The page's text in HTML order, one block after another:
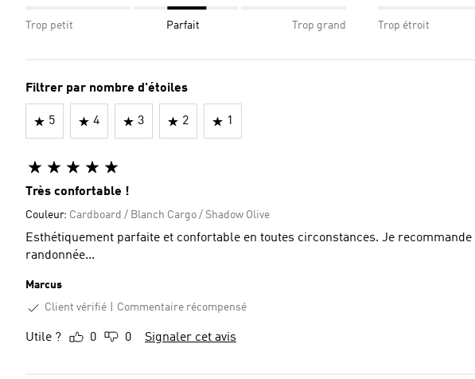
Trop petit Parfait Trop grand Trop étroit
Filtrer par nombre d'étoiles
5 4 3 2 1
Très confortable !
Couleur: Cardboard / Blanch Cargo / Shadow Olive
Esthétiquement parfaite et confortable en toutes circonstances. Je
randonnée...
Marcus
Client vérifié
Commentaire récompensé
Utile ? 0 0 Signaler cet avis